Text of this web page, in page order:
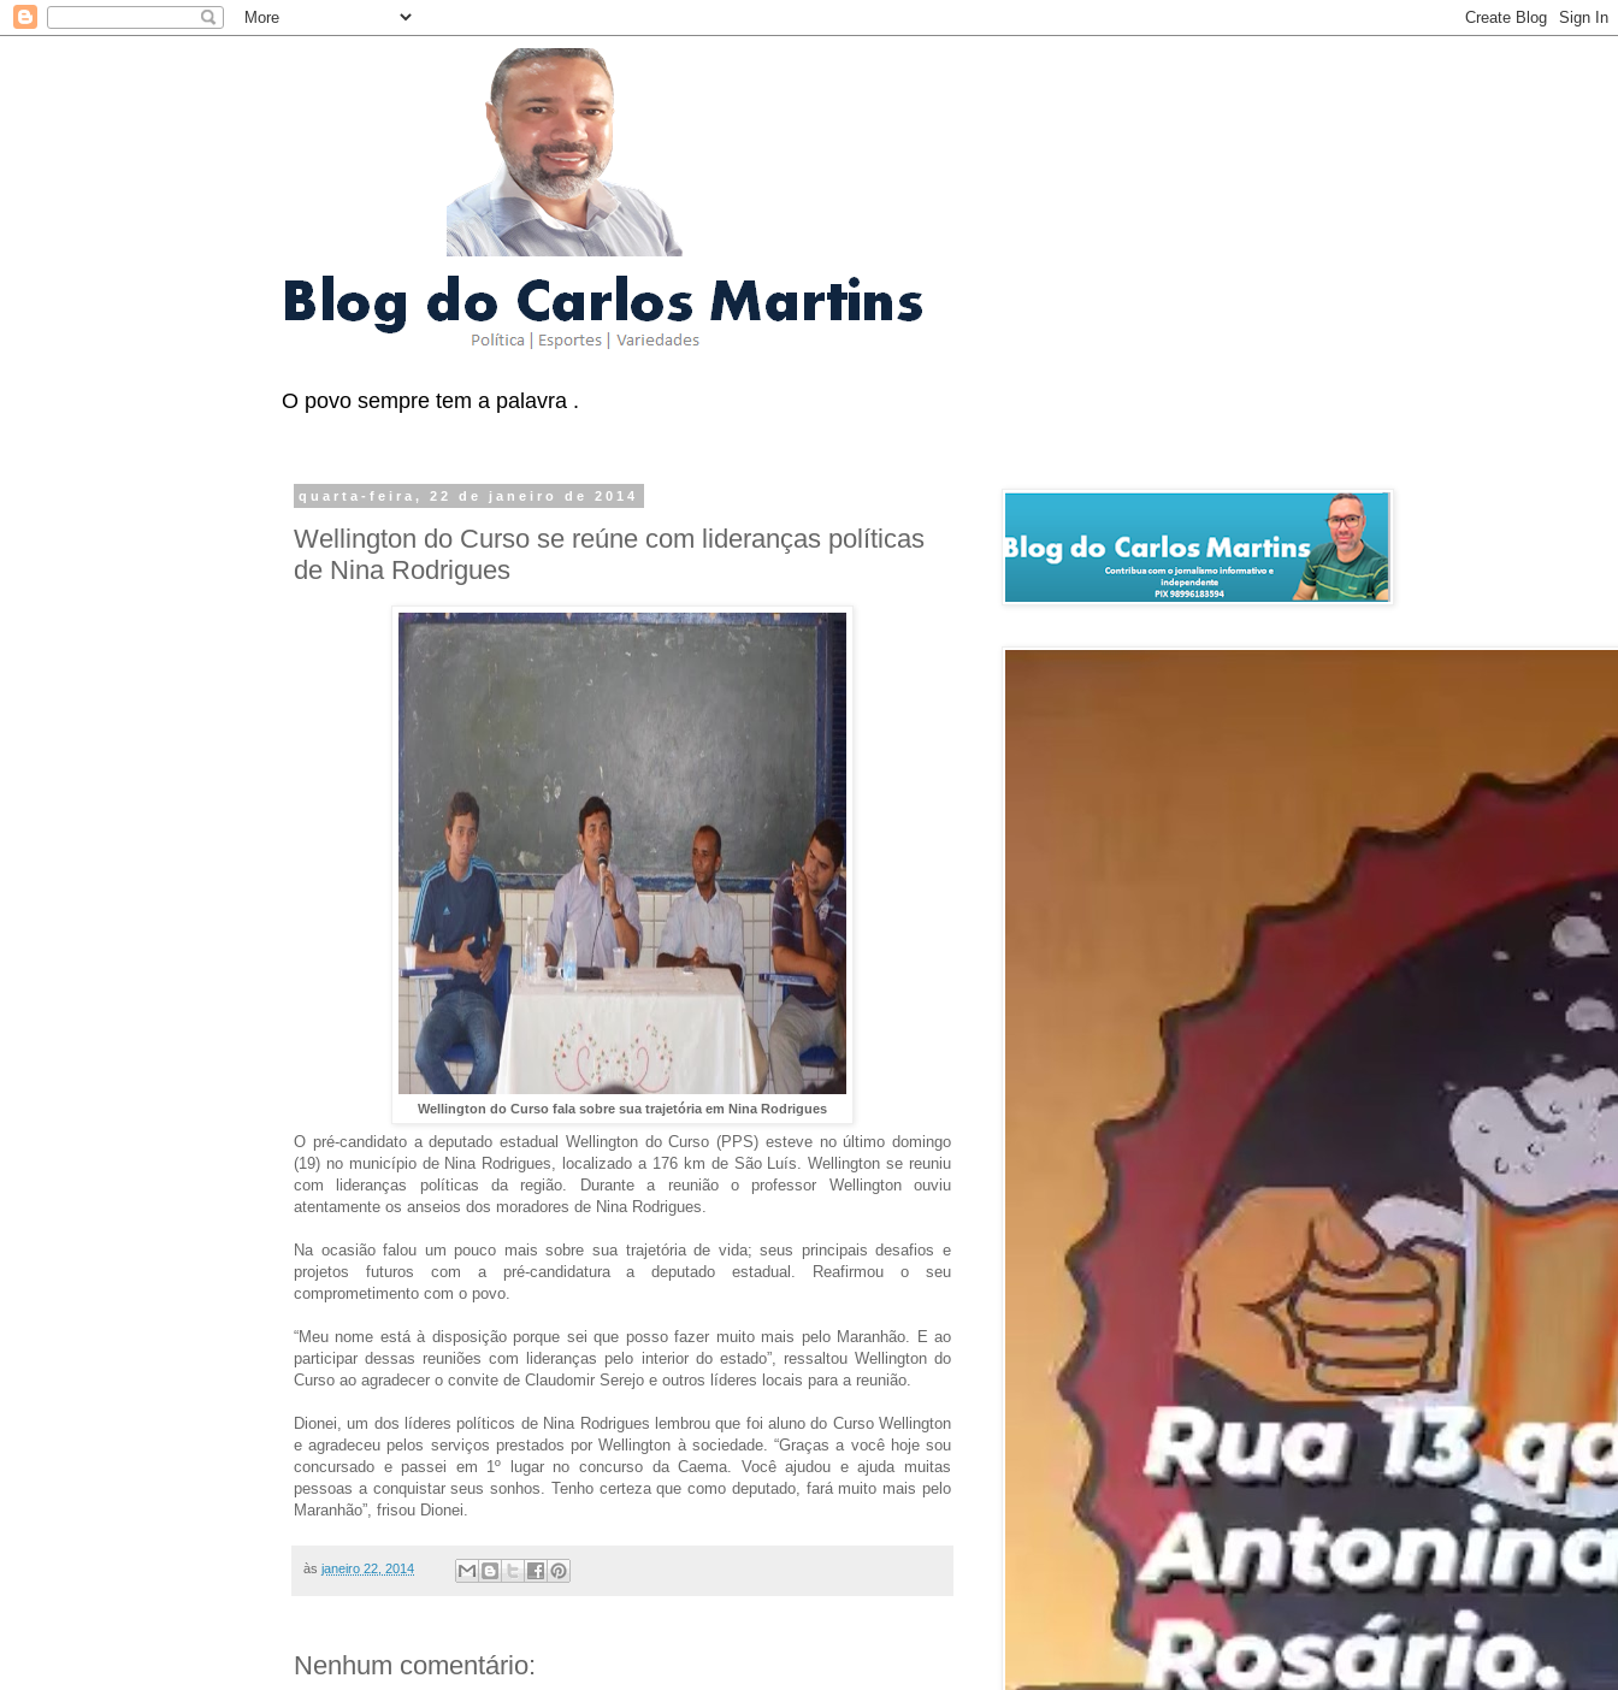
O povo sempre tem a palavra .
quarta-feira, 22 de janeiro de 2014
Wellington do Curso se reúne com lideranças políticas
de Nina Rodrigues
Wellington do Curso fala sobre sua trajetória em Nina Rodrigues
O pré-candidato a deputado estadual Wellington do Curso (PPS) esteve no último domingo
(19) no município de Nina Rodrigues, localizado a 176 km de São Luís. Wellington se reuniu
com lideranças políticas da região. Durante a reunião o professor Wellington ouviu
atentamente os anseios dos moradores de Nina Rodrigues.
Na ocasião falou um pouco mais sobre sua trajetória de vida; seus principais desafios e
projetos futuros com a pré-candidatura a deputado estadual. Reafirmou o seu
comprometimento com o povo.
“Meu nome está à disposição porque sei que posso fazer muito mais pelo Maranhão. E ao
participar dessas reuniões com lideranças pelo interior do estado”, ressaltou Wellington do
Curso ao agradecer o convite de Claudomir Serejo e outros líderes locais para a reunião.
Dionei, um dos líderes políticos de Nina Rodrigues lembrou que foi aluno do Curso Wellington
e agradeceu pelos serviços prestados por Wellington à sociedade. “Graças a você hoje sou
concursado e passei em 1º lugar no concurso da Caema. Você ajudou e ajuda muitas
pessoas a conquistar seus sonhos. Tenho certeza que como deputado, fará muito mais pelo
Maranhão”, frisou Dionei.
às janeiro 22, 2014
Nenhum comentário: